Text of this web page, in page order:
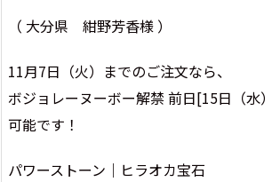
（ 大分県 紺野芳香様 ）
11月7日（火）までのご注文なら、
ボジョレーヌーボー解禁 前日[15日（水
可能です！
パワーストーン｜ヒラオカ宝石